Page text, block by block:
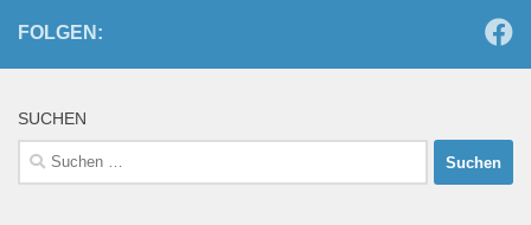
FOLGEN:
SUCHEN
Suchen
nach: